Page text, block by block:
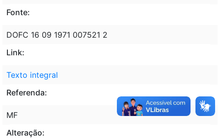
Fonte:
DOFC 16 09 1971 007521 2
Link:
Texto integral
Referenda:
MF
Alteração: